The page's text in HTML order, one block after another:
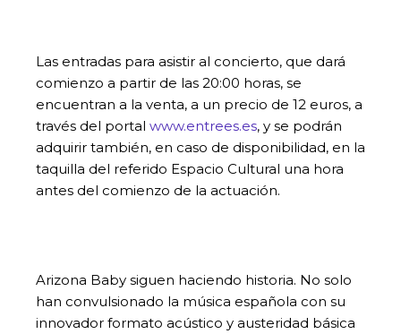
Las entradas para asistir al concierto, que dará
comienzo a partir de las 20:00 horas, se
encuentran a la venta, a un precio de 12 euros, a
través del portal www.entrees.es, y se podrán
adquirir también, en caso de disponibilidad, en la
taquilla del referido Espacio Cultural una hora
antes del comienzo de la actuación.
Arizona Baby siguen haciendo historia. No solo
han convulsionado la música española con su
innovador formato acústico y austeridad básica